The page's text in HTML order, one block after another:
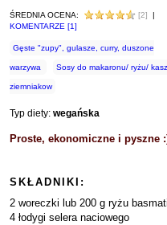
ŚREDNIA OCENA: [2]
|
KOMENTARZE [1]
Gęste "zupy", gulasze, curry, duszone
warzywa Sosy do makaronu/ ryżu/
ziemniakow
Typ diety: wegańska
Proste, ekonomiczne i pyszne
SKŁADNIKI:
2 woreczki lub 200 g ryżu
4 łodygi selera naciowego